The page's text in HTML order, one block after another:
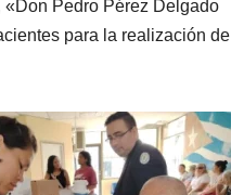
Pedro Pérez Delgado
para la realización de